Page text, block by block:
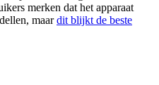
merken dat het apparaat
maardit blijkt de beste